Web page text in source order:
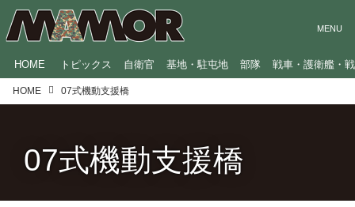
HOME トピックス 自衛官 基地・駐屯地 部隊 戦車・護衛艦・
HOME 07式機動支援橋
07式機動支援橋